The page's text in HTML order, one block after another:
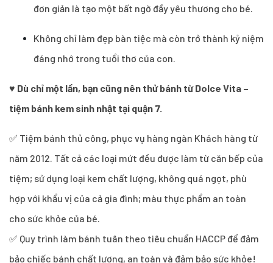
đơn giản là tạo một bất ngờ đầy yêu thương cho bé.
Không chỉ làm đẹp bàn tiệc mà còn trở thành kỷ niệm
đáng nhớ trong tuổi thơ của con.
♥ Dù chỉ một lần, bạn cũng nên thử bánh từ Dolce Vita –
tiệm bánh kem sinh nhật tại quận 7.
✅ Tiệm bánh thủ công, phục vụ hàng ngàn Khách hàng từ
năm 2012. Tất cả các loại mứt đều được làm từ căn bếp của
tiệm; sử dụng loại kem chất lượng, không quá ngọt, phù
hợp với khẩu vị của cả gia đình; màu thực phẩm an toàn
cho sức khỏe của bé.
✅ Quy trình làm bánh tuân theo tiêu chuẩn HACCP để đảm
bảo chiếc bánh chất lượng, an toàn và đảm bảo sức khỏe!